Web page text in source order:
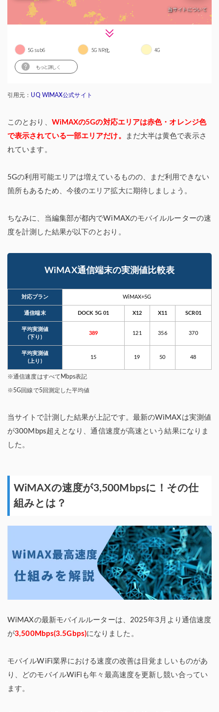
引用元： UQ WIMAX公式サイト
このとおり、 WiMAXの5Gの対応エリアは赤色・オレンジ色
で表示されている一部エリアだけ。
まだ大半は黄色で表示さ
れています。
5Gの利用可能エリアは増えているものの、まだ利用できない
箇所もあるため、今後のエリア拡大に期待しましょう。
ちなみに、当編集部が都内でWiMAXのモバイルルーターの速
度を計測した結果が以下のとおり。
WiMAX通信端末の実測値比較表
対応プラン WiMAX+5G
通信端末 DOCK 5G 01 X12 X11 SCR01
平均実測値
(下り)
389 121 356 370
平均実測値
(上り)
15 19 50 48
※通信速度はすべてMbps表記
※5G回線で5回測定した平均値
当サイトで計測した結果が上記です。最新のWiMAXは実測値
が300Mbps超えとなり、通信速度が高速という結果になりま
した。
WiMAXの速度が3,500Mbpsに！その仕
組みとは？
WiMAXの最新モバイルルーターは、2025年3月より通信速度
が3,500Mbps(3.5Gbps)になりました。
モバイルWiFi業界における速度の改善は目覚ましいものがあ
り、どのモバイルWiFiも年々最高速度を更新し競い合ってい
ます。